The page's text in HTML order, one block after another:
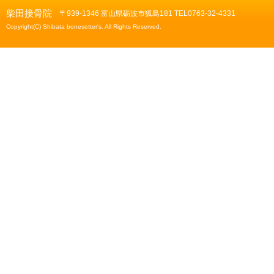
柴田接骨院 〒939-1346 富山県砺波市狐島181 TEL0763-32-4331
Copyright(C) Shibata bonesetter's. All Rights Reserved.